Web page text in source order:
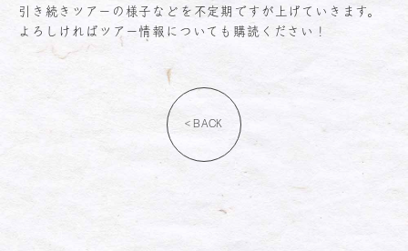
引き続きツアーの様子などを不定期ですが上げていきます。
よろしければツアー情報についても購読ください！
< BACK